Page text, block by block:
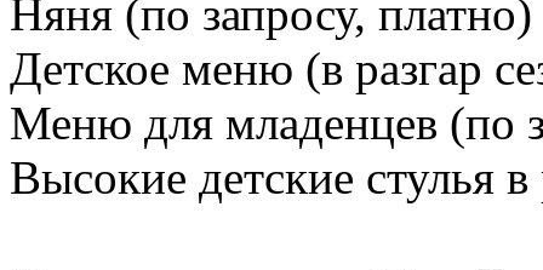
Няня (по запросу, платно)
Детское меню (в разгар
Меню для младенцев (по
Высокие детские стулья в